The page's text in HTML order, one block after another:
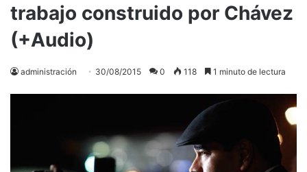
trabajo construido por Chávez
(+Audio)
administración 30/08/2015 0 118 1 minuto de lectura